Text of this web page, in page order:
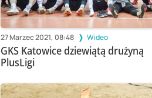
27 Marzec 2021, 08:48 Wideo
GKS Katowice dziewiątą drużyną
PlusLigi